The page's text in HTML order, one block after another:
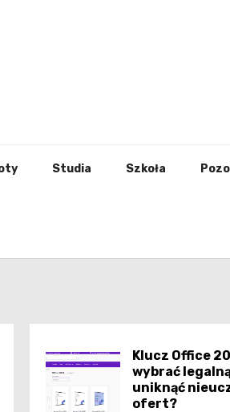
Studia Szkoła
Klucz Office
wybrać
uniknąć
ofert?